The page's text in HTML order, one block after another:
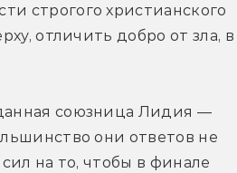
строгого христианского
отличить добро от зла, в
союзница Лидия —
они ответов не
на то, чтобы в финале